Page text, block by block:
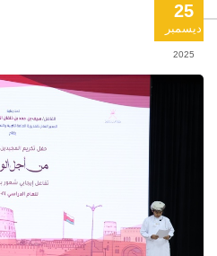
25
ديسمبر
2025